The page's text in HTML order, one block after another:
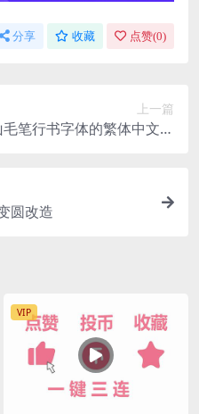
分享 收藏 点赞(0)
上一篇
毛笔行书字体的繁体中文补
圆改造
VIP